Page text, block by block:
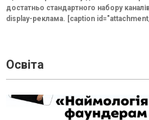
достатньо стандартного набору
display-реклама. [caption
Освіта